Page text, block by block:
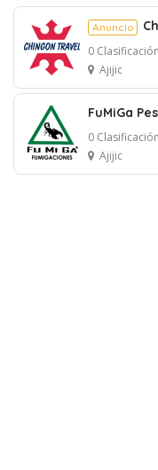
Anuncio
Anuncio
0 Clasificación
Ajijic
FuMiGa
0 Clasificación
Ajijic